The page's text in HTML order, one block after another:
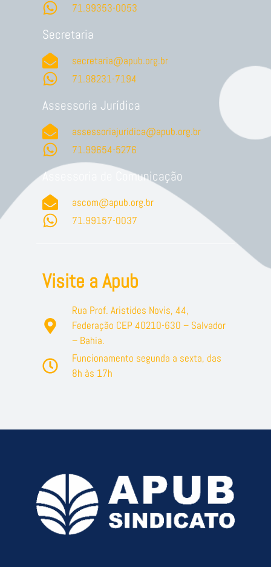
71.99353-0053
Secretaria
secretaria@apub.org.br
71.98231-7194
Assessoria Jurídica
assessoriajuridica@apub.org.br
71.99654-5276
Assessoria de Comunicação
ascom@apub.org.br
71.99157-0037
Visite a Apub
Rua Prof. Aristides Novis, 44,
Federação CEP 40210-630 – Salvador
– Bahia.
Funcionamento segunda a sexta, das
8h às 17h